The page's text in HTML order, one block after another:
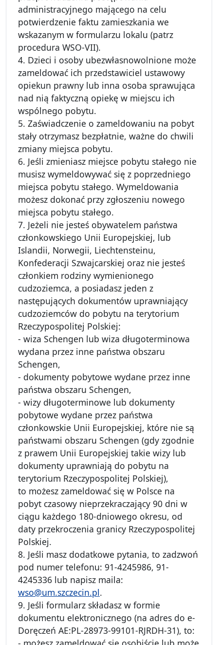
administracyjnego mającego na celu
potwierdzenie faktu zamieszkania we
wskazanym w formularzu lokalu (patrz
procedura WSO-VII).
4. Dzieci i osoby ubezwłasnowolnione może
zameldować ich przedstawiciel ustawowy
opiekun prawny lub inna osoba sprawująca
nad nią faktyczną opiekę w miejscu ich
wspólnego pobytu.
5. Zaświadczenie o zameldowaniu na pobyt
stały otrzymasz bezpłatnie, ważne do chwili
zmiany miejsca pobytu.
6. Jeśli zmieniasz miejsce pobytu stałego nie
musisz wymeldowywać się z poprzedniego
miejsca pobytu stałego. Wymeldowania
możesz dokonać przy zgłoszeniu nowego
miejsca pobytu stałego.
7. Jeżeli nie jesteś obywatelem państwa
członkowskiego Unii Europejskiej, lub
Islandii, Norwegii, Liechtensteinu,
Konfederacji Szwajcarskiej oraz nie jesteś
członkiem rodziny wymienionego
cudzoziemca, a posiadasz jeden z
następujących dokumentów uprawniający
cudzoziemców do pobytu na terytorium
Rzeczypospolitej Polskiej:
- wiza Schengen lub wiza długoterminowa
wydana przez inne państwa obszaru
Schengen,
- dokumenty pobytowe wydane przez inne
państwa obszaru Schengen,
- wizy długoterminowe lub dokumenty
pobytowe wydane przez państwa
członkowskie Unii Europejskiej, które nie są
państwami obszaru Schengen (gdy zgodnie
z prawem Unii Europejskiej takie wizy lub
dokumenty uprawniają do pobytu na
terytorium Rzeczypospolitej Polskiej),
to możesz zameldować się w Polsce na
pobyt czasowy nieprzekraczający 90 dni w
ciągu każdego 180-dniowego okresu, od
daty przekroczenia granicy Rzeczypospolitej
Polskiej.
8. Jeśli masz dodatkowe pytania, to zadzwoń
pod numer telefonu: 91-4245986, 91-
4245336 lub napisz maila:
wso@um.szczecin.pl.
9. Jeśli formularz składasz w formie
dokumentu elektronicznego (na adres do e-
Doręczeń AE:PL-28973-99101-RJRDH-31), to: